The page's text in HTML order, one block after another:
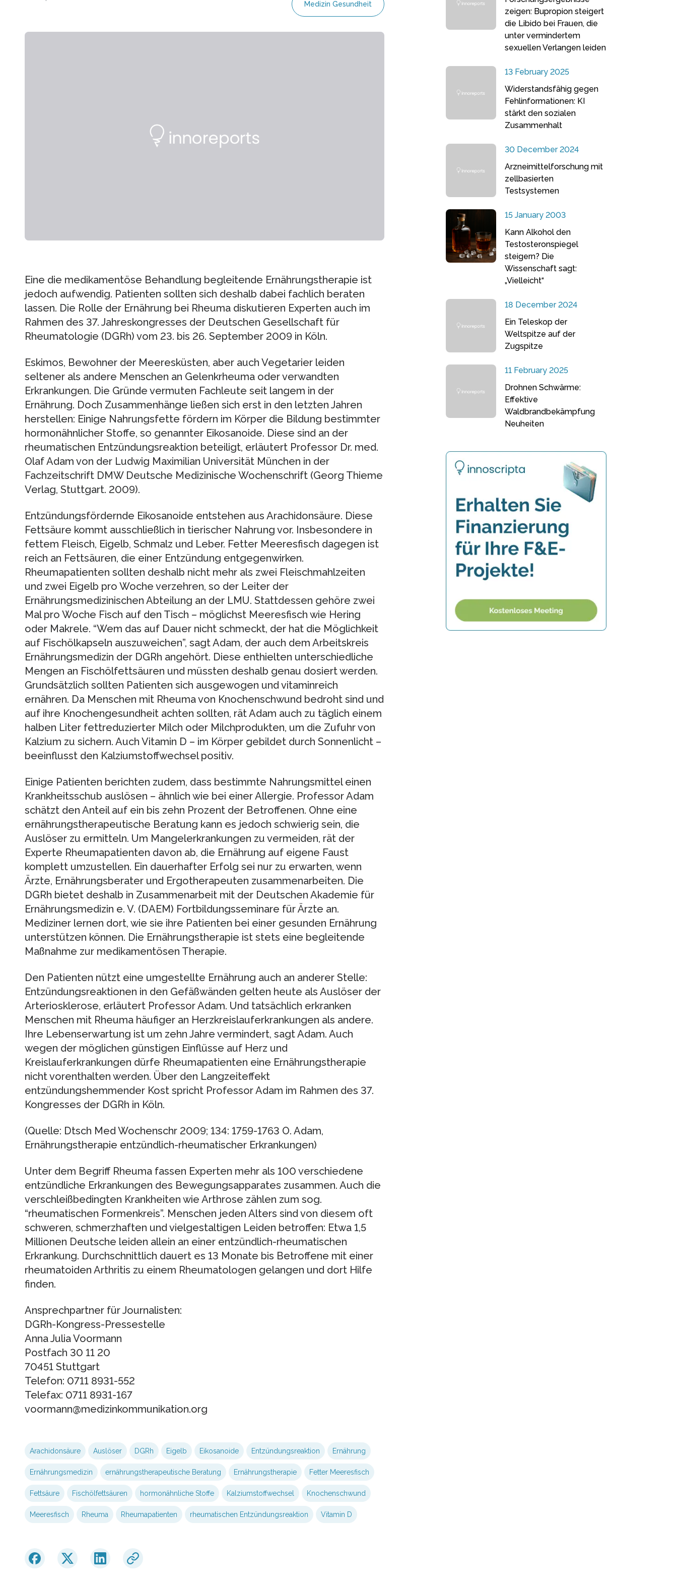
Medizin Gesundheit
Eine die medikamentöse Behandlung begleitende Ernährungstherapie ist
jedoch aufwendig. Patienten sollten sich deshalb dabei fachlich beraten
lassen. Die Rolle der Ernährung bei Rheuma diskutieren Experten auch im
Rahmen des 37. Jahreskongresses der Deutschen Gesellschaft für
Rheumatologie (DGRh) vom 23. bis 26. September 2009 in Köln.
Eskimos, Bewohner der Meeresküsten, aber auch Vegetarier leiden
seltener als andere Menschen an Gelenkrheuma oder verwandten
Erkrankungen. Die Gründe vermuten Fachleute seit langem in der
Ernährung. Doch Zusammenhänge ließen sich erst in den letzten Jahren
herstellen: Einige Nahrungsfette fördern im Körper die Bildung bestimmter
hormonähnlicher Stoffe, so genannter Eikosanoide. Diese sind an der
rheumatischen Entzündungsreaktion beteiligt, erläutert Professor Dr. med.
Olaf Adam von der Ludwig Maximilian Universität München in der
Fachzeitschrift DMW Deutsche Medizinische Wochenschrift (Georg Thieme
Verlag, Stuttgart. 2009).
Entzündungsfördernde Eikosanoide entstehen aus Arachidonsäure. Diese
Fettsäure kommt ausschließlich in tierischer Nahrung vor. Insbesondere in
fettem Fleisch, Eigelb, Schmalz und Leber. Fetter Meeresfisch dagegen ist
reich an Fettsäuren, die einer Entzündung entgegenwirken.
Rheumapatienten sollten deshalb nicht mehr als zwei Fleischmahlzeiten
und zwei Eigelb pro Woche verzehren, so der Leiter der
Ernährungsmedizinischen Abteilung an der LMU. Stattdessen gehöre zwei
Mal pro Woche Fisch auf den Tisch – möglichst Meeresfisch wie Hering
oder Makrele. “Wem das auf Dauer nicht schmeckt, der hat die Möglichkeit
auf Fischölkapseln auszuweichen”, sagt Adam, der auch dem Arbeitskreis
Ernährungsmedizin der DGRh angehört. Diese enthielten unterschiedliche
Mengen an Fischölfettsäuren und müssten deshalb genau dosiert werden.
Grundsätzlich sollten Patienten sich ausgewogen und vitaminreich
ernähren. Da Menschen mit Rheuma von Knochenschwund bedroht sind und
auf ihre Knochengesundheit achten sollten, rät Adam auch zu täglich einem
halben Liter fettreduzierter Milch oder Milchprodukten, um die Zufuhr von
Kalzium zu sichern. Auch Vitamin D – im Körper gebildet durch Sonnenlicht –
beeinflusst den Kalziumstoffwechsel positiv.
Einige Patienten berichten zudem, dass bestimmte Nahrungsmittel einen
Krankheitsschub auslösen – ähnlich wie bei einer Allergie. Professor Adam
schätzt den Anteil auf ein bis zehn Prozent der Betroffenen. Ohne eine
ernährungstherapeutische Beratung kann es jedoch schwierig sein, die
Auslöser zu ermitteln. Um Mangelerkrankungen zu vermeiden, rät der
Experte Rheumapatienten davon ab, die Ernährung auf eigene Faust
komplett umzustellen. Ein dauerhafter Erfolg sei nur zu erwarten, wenn
Ärzte, Ernährungsberater und Ergotherapeuten zusammenarbeiten. Die
DGRh bietet deshalb in Zusammenarbeit mit der Deutschen Akademie für
Ernährungsmedizin e. V. (DAEM) Fortbildungsseminare für Ärzte an.
Mediziner lernen dort, wie sie ihre Patienten bei einer gesunden Ernährung
unterstützen können. Die Ernährungstherapie ist stets eine begleitende
Maßnahme zur medikamentösen Therapie.
Den Patienten nützt eine umgestellte Ernährung auch an anderer Stelle:
Entzündungsreaktionen in den Gefäßwänden gelten heute als Auslöser der
Arteriosklerose, erläutert Professor Adam. Und tatsächlich erkranken
Menschen mit Rheuma häufiger an Herzkreislauferkrankungen als andere.
Ihre Lebenserwartung ist um zehn Jahre vermindert, sagt Adam. Auch
wegen der möglichen günstigen Einflüsse auf Herz und
Kreislauferkrankungen dürfe Rheumapatienten eine Ernährungstherapie
nicht vorenthalten werden. Über den Langzeiteffekt
entzündungshemmender Kost spricht Professor Adam im Rahmen des 37.
Kongresses der DGRh in Köln.
(Quelle: Dtsch Med Wochenschr 2009; 134: 1759-1763 O. Adam,
Ernährungstherapie entzündlich-rheumatischer Erkrankungen)
Unter dem Begriff Rheuma fassen Experten mehr als 100 verschiedene
entzündliche Erkrankungen des Bewegungsapparates zusammen. Auch die
verschleißbedingten Krankheiten wie Arthrose zählen zum sog.
“rheumatischen Formenkreis”. Menschen jeden Alters sind von diesem oft
schweren, schmerzhaften und vielgestaltigen Leiden betroffen: Etwa 1,5
Millionen Deutsche leiden allein an einer entzündlich-rheumatischen
Erkrankung. Durchschnittlich dauert es 13 Monate bis Betroffene mit einer
rheumatoiden Arthritis zu einem Rheumatologen gelangen und dort Hilfe
finden.
Ansprechpartner für Journalisten:
DGRh-Kongress-Pressestelle
Anna Julia Voormann
Postfach 30 11 20
70451 Stuttgart
Telefon: 0711 8931-552
Telefax: 0711 8931-167
voormann@medizinkommunikation.org
Arachidonsäure Auslöser DGRh Eigelb Eikosanoide Entzündungsreaktion Ernährung
Ernährungsmedizin ernährungstherapeutische Beratung Ernährungstherapie Fetter Meeresfisch
Fettsäure Fischölfettsäuren hormonähnliche Stoffe Kalziumstoffwechsel Knochenschwund
Meeresfisch Rheuma Rheumapatienten rheumatischen Entzündungsreaktion Vitamin D
zeigen: Bupropion steigert
die Libido bei Frauen, die
unter vermindertem
sexuellen Verlangen leiden
13 February 2025
Widerstandsfähig gegen
Fehlinformationen: KI
stärkt den sozialen
Zusammenhalt
30 December 2024
Arzneimittelforschung mit
zellbasierten
Testsystemen
15 January 2003
Kann Alkohol den
Testosteronspiegel
steigern? Die
Wissenschaft sagt:
„Vielleicht“
18 December 2024
Ein Teleskop der
Weltspitze auf der
Zugspitze
11 February 2025
Drohnen Schwärme:
Effektive
Waldbrandbekämpfung
Neuheiten